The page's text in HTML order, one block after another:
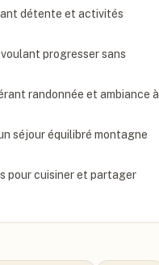
détente et activités
progresser sans
randonnée et ambiance à
séjour équilibré montagne
pour cuisiner et partager